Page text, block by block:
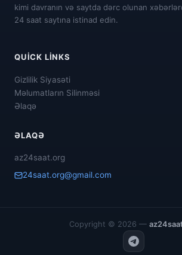
kimi davranın və saytda dərc olunan
24 saat saytına istinad edin.
QUICK LINKS
Gizlilik Siyasəti
Məlumatların Silinməsi
Əlaqə
ƏLAQƏ
az24saat.org
24saat.org@gmail.com
Copyright © 2026 —